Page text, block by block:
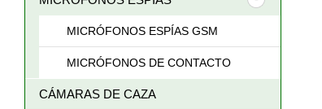
MICRÓFONOS ESPÍAS GSM
MICRÓFONOS DE CONTACTO
CÁMARAS DE CAZA